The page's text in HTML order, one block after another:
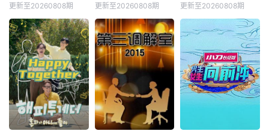
更新至20260808期 更新至20260808期 更新至20260808期